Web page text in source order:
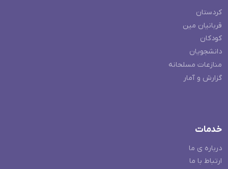
کردستان
قربانیان مین
کودکان
دانشجویان
منازعات مسلحانه
گزارش و آمار
خدمات
درباره ی ما
ارتباط با ما